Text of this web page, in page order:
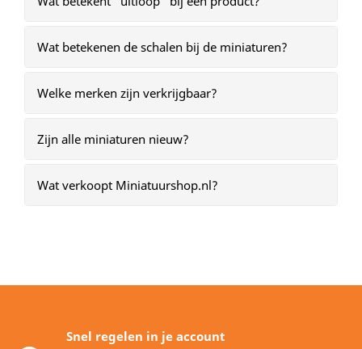
Wat betekenen de schalen bij de miniaturen?
Welke merken zijn verkrijgbaar?
Zijn alle miniaturen nieuw?
Wat verkoopt Miniatuurshop.nl?
Snel regelen in je account